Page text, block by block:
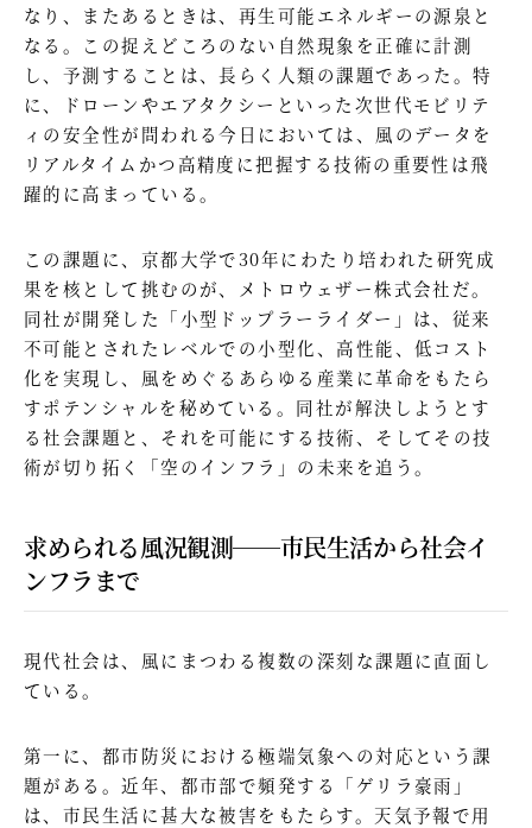
なり、またあるときは、再生可能エネルギーの源泉と
なる。この捉えどころのない自然現象を正確に計測
し、予測することは、長らく人類の課題であった。特
に、ドローンやエアタクシーといった次世代モビリテ
ィの安全性が問われる今日においては、風のデータを
リアルタイムかつ高精度に把握する技術の重要性は飛
躍的に高まっている。
この課題に、京都大学で30年にわたり培われた研究成
果を核として挑むのが、メトロウェザー株式会社だ。
同社が開発した「小型ドップラーライダー」は、従来
不可能とされたレベルでの小型化、高性能、低コスト
化を実現し、風をめぐるあらゆる産業に革命をもたら
すポテンシャルを秘めている。同社が解決しようとす
る社会課題と、それを可能にする技術、そしてその技
術が切り拓く「空のインフラ」の未来を追う。
求められる風況観測──市民生活から社会イ
ンフラまで
現代社会は、風にまつわる複数の深刻な課題に直面し
ている。
第一に、都市防災における極端気象への対応という課
題がある。近年、都市部で頻発する「ゲリラ豪雨」
は、市民生活に甚大な被害をもたらす。天気予報で用